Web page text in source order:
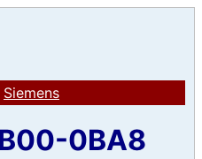
Siemens
0BA8